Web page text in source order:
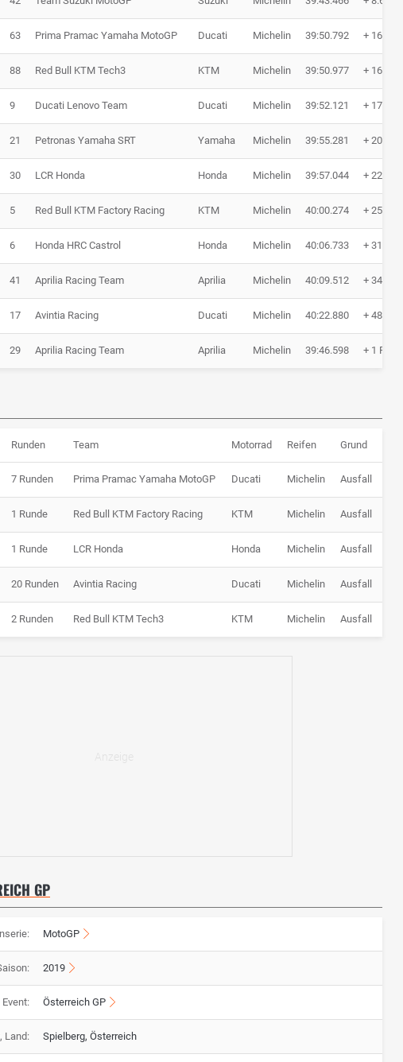
63 Prima Pramac Yamaha MotoGP Ducati Michelin 39:50.792 + 16.021
88 Red Bull KTM Tech3 KTM Michelin 39:50.977 + 16.206
9 Ducati Lenovo Team Ducati Michelin 39:52.121 + 17.350
21 Petronas Yamaha SRT Yamaha Michelin 39:55.281 + 20.510
30 LCR Honda Honda Michelin 39:57.044 + 22.273
5 Red Bull KTM Factory Racing KTM Michelin 40:00.274 + 25.503
6 Honda HRC Castrol Honda Michelin 40:06.733 + 31.962
41 Aprilia Racing Team Aprilia Michelin 40:09.512 + 34.741
17 Avintia Racing Ducati Michelin 40:22.880 + 48.109
29 Aprilia Racing Team Aprilia Michelin 39:46.598 + 1 Runde
Runden Team Motorrad Reifen Grund
7 Runden Prima Pramac Yamaha MotoGP Ducati Michelin Ausfall
1 Runde Red Bull KTM Factory Racing KTM Michelin Ausfall
1 Runde LCR Honda Honda Michelin Ausfall
20 Runden Avintia Racing Ducati Michelin Ausfall
2 Runden Red Bull KTM Tech3 KTM Michelin Ausfall
GP
MotoGP
2019
Event: Österreich GP
Land: Spielberg, Österreich